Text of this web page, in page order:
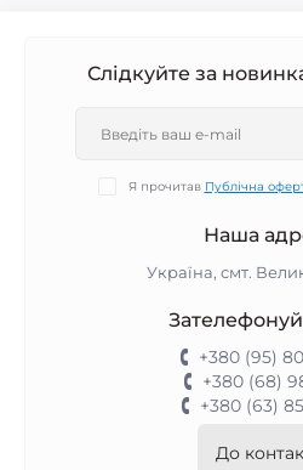
Слідкуйте за
Я прочитав Публічна
Наша
Україна, смт.
+380 (95)
+380 (68)
+380 (63)
До